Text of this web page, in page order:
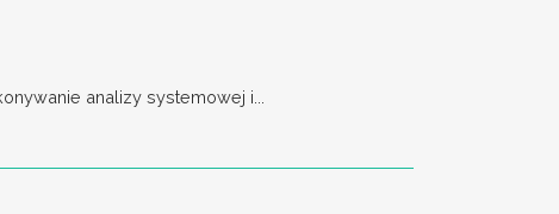
analizy systemowej i...